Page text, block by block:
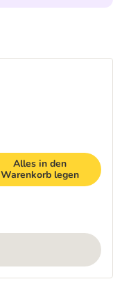
Alles in den
Warenkorb legen